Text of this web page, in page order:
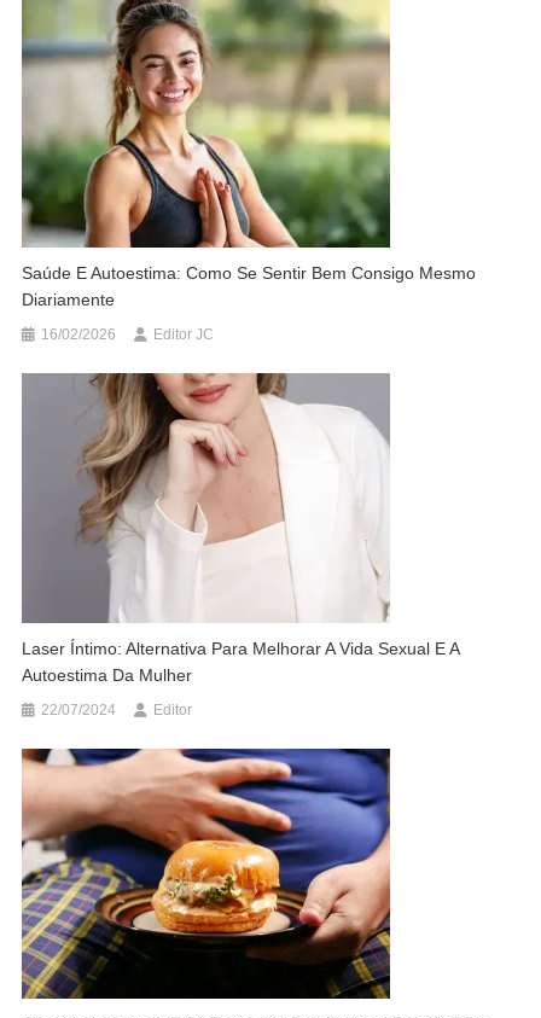
Saúde E Autoestima: Como Se Sentir Bem Consigo Mesmo
Diariamente
16/02/2026 Editor JC
Laser Íntimo: Alternativa Para Melhorar A Vida Sexual E A
Autoestima Da Mulher
22/07/2024 Editor